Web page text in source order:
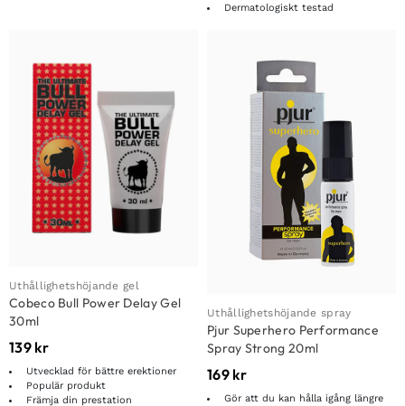
Dermatologiskt testad
Uthållighetshöjande gel
Cobeco Bull Power Delay Gel
30ml
139 kr
Utvecklad för bättre erektioner
Populär produkt
Främja din prestation
Uthållighetshöjande spray
Pjur Superhero Performance
Spray Strong 20ml
169 kr
Gör att du kan hålla igång längre